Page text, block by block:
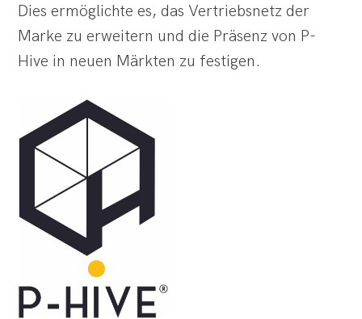
Dies ermöglichte es, das Vertriebsnetz der
Marke zu erweitern und die Präsenz von P-
Hive in neuen Märkten zu festigen.